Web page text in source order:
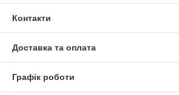
Контакти
Доставка та оплата
Графік роботи